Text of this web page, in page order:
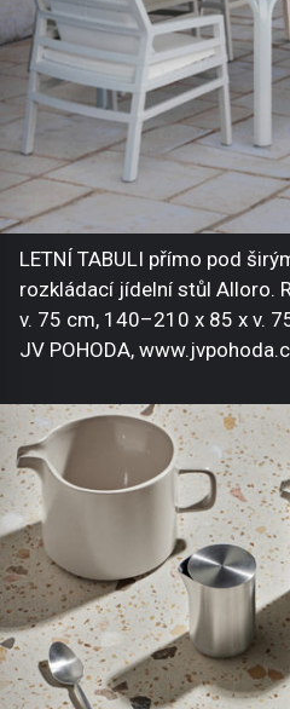
LETNÍ TABULI přímo pod
rozkládací jídelní stůl Alloro.
v. 75 cm, 140–210 x 85 x v.
JV POHODA,